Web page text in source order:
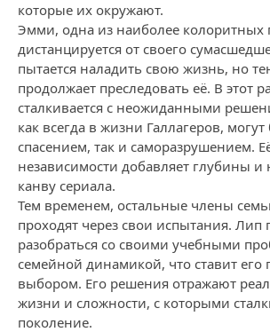
которые их окружают.
Эмми, одна из наиболее колоритных
дистанцируется от своего
пытается наладить свою жизнь, но
продолжает преследовать её. В этот
сталкивается с неожиданными
как всегда в жизни Галлагеров,
спасением, так и саморазрушением.
независимости добавляет глубины
канву сериала.
Тем временем, остальные члены
проходят через свои испытания. Лип
разобраться со своими учебными
семейной динамикой, что ставит
выбором. Его решения отражают
жизни и сложности, с которыми
поколение.